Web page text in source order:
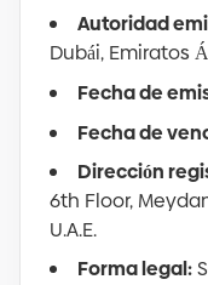
Autoridad
Dubái, Emiratos
Fecha de
Fecha de
Dirección
6th Floor,
U.A.E.
Forma legal: